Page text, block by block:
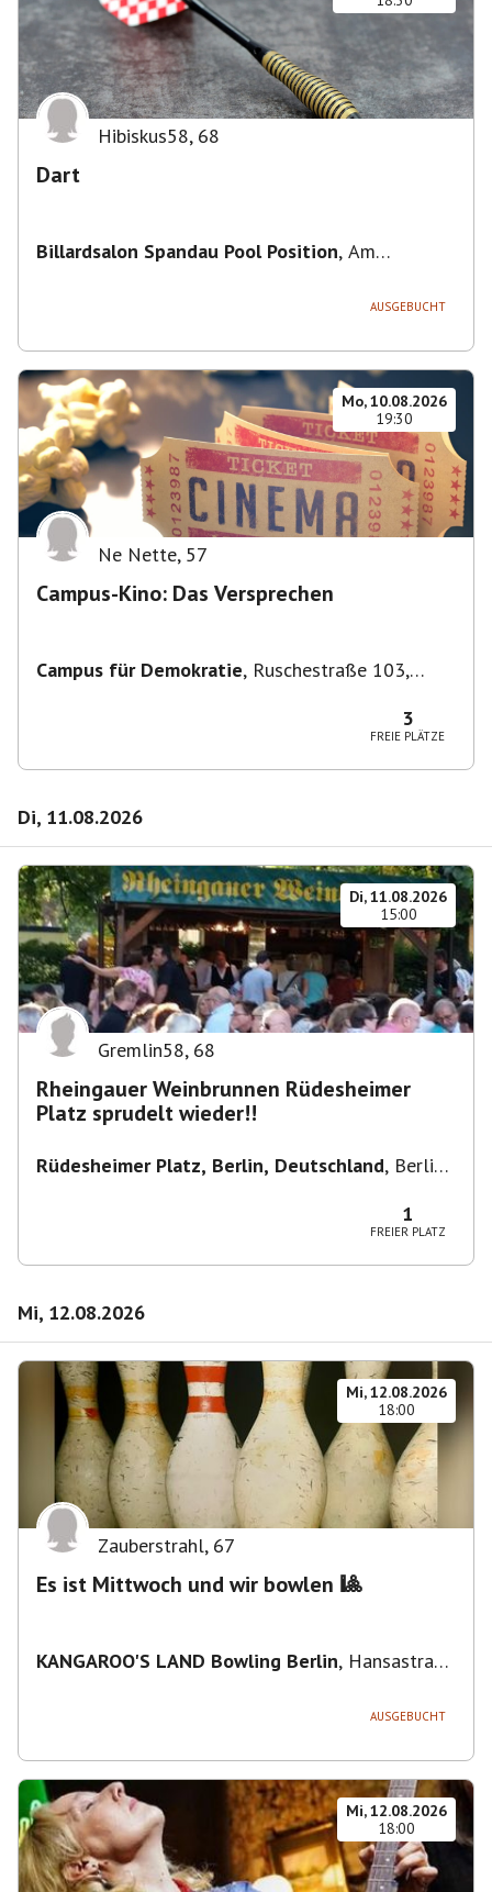
Hibiskus58, 68
Dart
Billardsalon Spandau Pool Position, Am
AUSGEBUCHT
Mo, 10.08.2026
19:30
Ne Nette, 57
Campus-Kino: Das Versprechen
Campus für Demokratie, Ruschestraße 103,
3
FREIE PLÄTZE
Di, 11.08.2026
Di, 11.08.2026
15:00
Gremlin58, 68
Rheingauer Weinbrunnen Rüdesheimer
Platz sprudelt wieder!!
Rüdesheimer Platz, Berlin, Deutschland, Berlin-
1
FREIER PLATZ
Mi, 12.08.2026
Mi, 12.08.2026
18:00
Zauberstrahl, 67
Es ist Mittwoch und wir bowlen 🎱
KANGAROO'S LAND Bowling Berlin, Hansastraße
AUSGEBUCHT
Mi, 12.08.2026
18:00